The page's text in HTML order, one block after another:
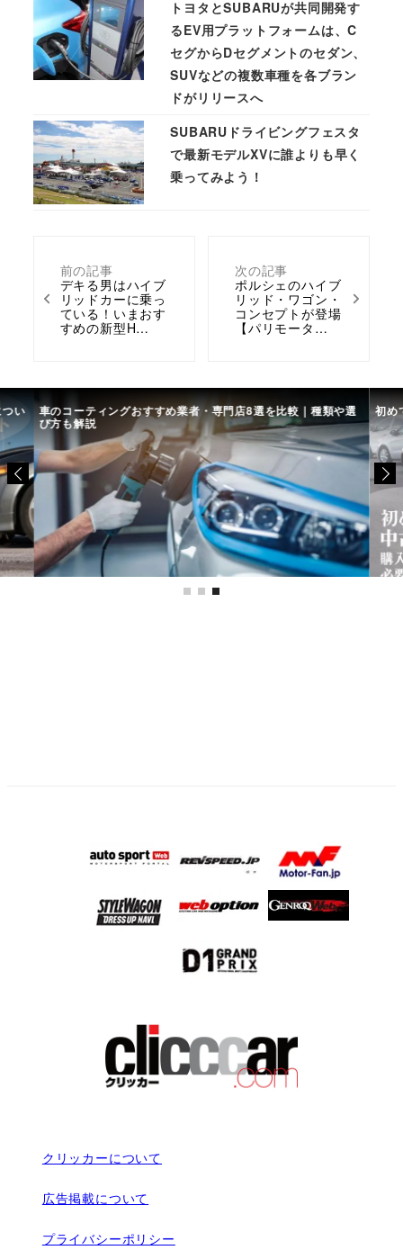
前の記事
デキる男はハイブ
リッドカーに乗っ
ている！いまおす
すめの新型H…
次の記事
ポルシェのハイブ
リッド・ワゴン・
コンセプトが登場
【パリモータ…
トヨタとSUBARUが共同開発す
るEV用プラットフォームは、C
セグからDセグメントのセダン、
SUVなどの複数車種を各ブラン
ドがリリースへ
SUBARUドライビングフェスタ
で最新モデルXVに誰よりも早く
乗ってみよう！
い 車のコーティングおすすめ業者・専門店8選を比較｜種類や選
び方も解説
初め
クリッカーについて
広告掲載について
プライバシーポリシー